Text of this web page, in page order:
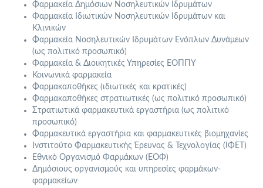
Φαρμακεία Δημόσιων Νοσηλευτικών Ιδρυμάτων
Φαρμακεία Ιδιωτικών Νοσηλευτικών Ιδρυμάτων και
Κλινικών
Φαρμακεία Νοσηλευτικών Ιδρυμάτων Ενόπλων Δυνάμεων
(ως πολιτικό προσωπικό)
Φαρμακεία & Διοικητικές Υπηρεσίες ΕΟΠΠΥ
Κοινωνικά φαρμακεία
Φαρμακαποθήκες (ιδιωτικές και κρατικές)
Φαρμακαποθήκες στρατιωτικές (ως πολιτικό προσωπικό)
Στρατιωτικά φαρμακευτικά εργαστήρια (ως πολιτικό
προσωπικό)
Φαρμακευτικά εργαστήρια και φαρμακευτικές βιομηχανίες
Ινστιτούτο Φαρμακευτικής Έρευνας & Τεχνολογίας (ΙΦΕΤ)
Εθνικό Οργανισμό Φαρμάκων (ΕΟΦ)
Δημόσιους οργανισμούς και υπηρεσίες φαρμάκων-
φαρμακείων